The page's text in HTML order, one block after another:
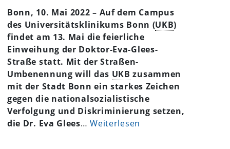
Bonn, 10. Mai 2022 – Auf dem Campus
des Universitätsklinikums Bonn (UKB)
findet am 13. Mai die feierliche
Einweihung der Doktor-Eva-Glees-
Straße statt. Mit der Straßen-
Umbenennung will das UKB zusammen
mit der Stadt Bonn ein starkes Zeichen
gegen die nationalsozialistische
Verfolgung und Diskriminierung setzen,
die Dr. Eva Glees…Weiterlesen